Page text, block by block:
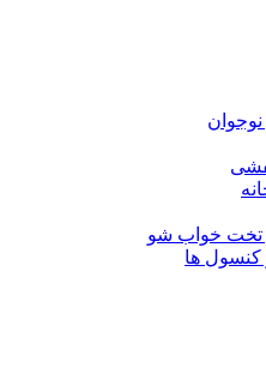
تخت خواب شو
کنسول ها